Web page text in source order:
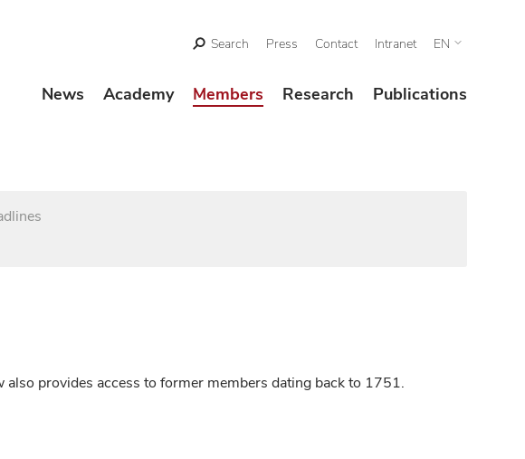
Search Press Contact Intranet EN
News Academy Members Research Publications
provides access to former members dating back to 1751.